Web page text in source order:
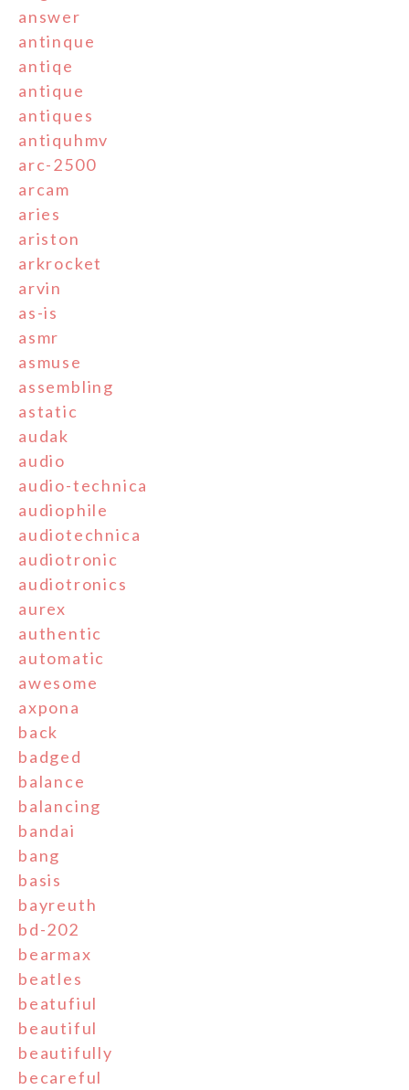
answer
antinque
antiqe
antique
antiques
antiquhmv
arc-2500
arcam
aries
ariston
arkrocket
arvin
as-is
asmr
asmuse
assembling
astatic
audak
audio
audio-technica
audiophile
audiotechnica
audiotronic
audiotronics
aurex
authentic
automatic
awesome
axpona
back
badged
balance
balancing
bandai
bang
basis
bayreuth
bd-202
bearmax
beatles
beatufiul
beautiful
beautifully
becareful